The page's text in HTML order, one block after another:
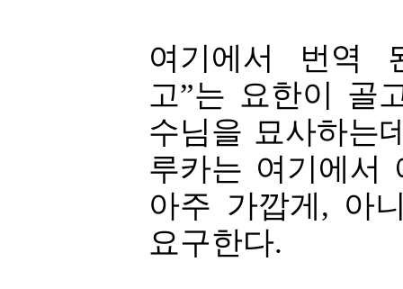
여기에서 번역
고”는 요한이 골
수님을 묘사하는
루카는 여기에서
아주 가깝게, 아
요구한다.